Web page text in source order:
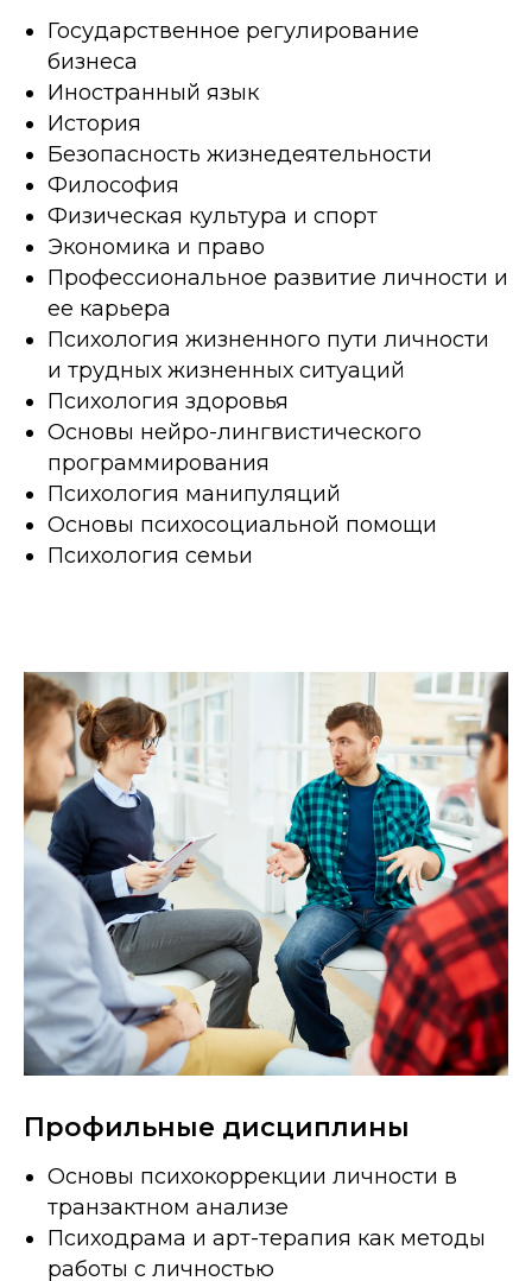
Государственное регулирование
бизнеса
Иностранный язык
История
Безопасность жизнедеятельности
Философия
Физическая культура и спорт
Экономика и право
Профессиональное развитие личности и
ее карьера
Психология жизненного пути личности
и трудных жизненных ситуаций
Психология здоровья
Основы нейро-лингвистического
программирования
Психология манипуляций
Основы психосоциальной помощи
Психология семьи
Профильные дисциплины
Основы психокоррекции личности в
транзактном анализе
Психодрама и арт-терапия как методы
работы с личностью